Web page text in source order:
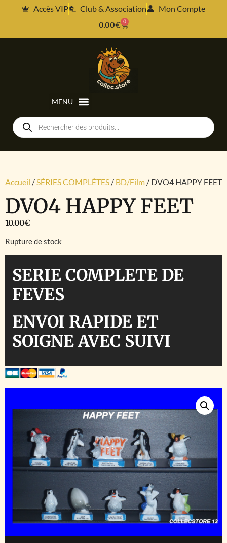
Accès VIP Club & Association
Mon Compte
0.00€ 0
Accueil /SÉRIES COMPLÈTES / BD/Film / DVO4 HAPPY FEET
DVO4 HAPPY FEET
10.00€
Rupture de stock
SERIE COMPLETE DE
FEVES
ENVOI RAPIDE ET
SOIGNE AVEC SUIVI